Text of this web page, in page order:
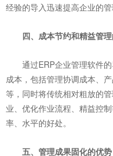
经验的导入迅速提高企业的管
四、成本节约和精益管理
通过ERP企业管理软件的
成本，包括管理协调成本、
等，同时将传统相对粗放的
业、优化作业流程、精益控
率、水平的好处。
五、管理成果固化的优势